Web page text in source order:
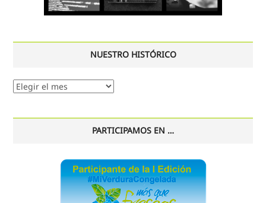
NUESTRO HISTÓRICO
Nuestro
PARTICIPAMOS EN …